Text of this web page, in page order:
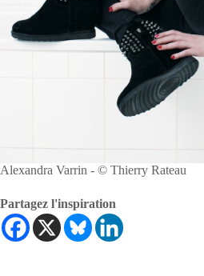
Alexandra Varrin - © Thierry Rateau
Partagez l'inspiration